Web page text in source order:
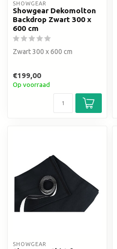
SHOWGEAR
Showgear Dekomolton
Backdrop Zwart 300 x
600 cm
Zwart 300 x 600 cm
€199,00
Op voorraad
SHOWGEAR